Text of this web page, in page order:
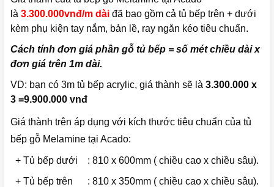
là 3.300.000vnđ/m dài đã bao gồm cả tủ bếp trên + dưới
kèm phụ kiện tay nắm, bản lề, ray ngăn kéo tiêu chuẩn.
Cách tính đơn giá phần gỗ tủ bếp = số mét chiều dài x
đơn giá trên 1m dài.
VD: bạn có 3m tủ bếp acrylic, giá thành sẽ là 3.300.000 x
3 =9.900.000 vnđ
Giá thành trên áp dụng với kích thước tiêu chuẩn của tủ
bếp gỗ Melamine tại Acado:
+ Tủ bếp dưới : 810 x 600mm ( chiều cao x chiều sâu).
+ Tủ bếp trên : 810 x 350mm ( chiều cao x chiều sâu).